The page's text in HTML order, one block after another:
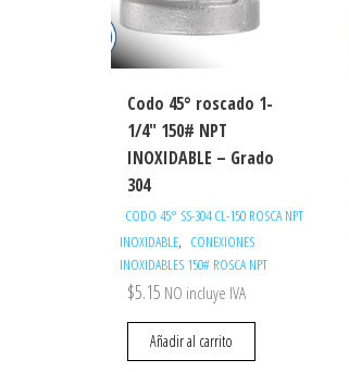
Codo 45° roscado 1-
1/4″ 150# NPT
INOXIDABLE – Grado
304
CODO 45° SS-304 CL-150 ROSCA NPT
INOXIDABLE, CONEXIONES
INOXIDABLES 150# ROSCA NPT
$5.15 NO incluye IVA
Añadir al carrito